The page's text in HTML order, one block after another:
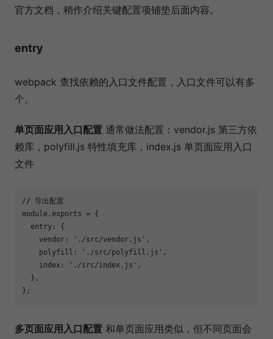
官方文档，稍作介绍关键配置项铺垫后面内容。
entry
webpack 查找依赖的入口文件配置，入口文件可以有多
个。
单页面应用入口配置 通常做法配置：vendor.js 第三方依
赖库，polyfill.js 特性填充库，index.js 单页面应用入口
文件
// 导出配置
module .exports = {
entry : {
vendor : './src/vendor.js' ,
polyfill : './src/polyfill.js' ,
index : './src/index.js' ,
  },
多页面应用入口配置 和单页面应用类似，但不同页面会